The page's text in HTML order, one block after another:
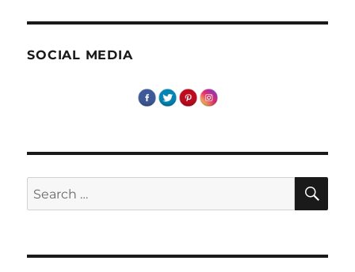
SOCIAL MEDIA
Search
for: